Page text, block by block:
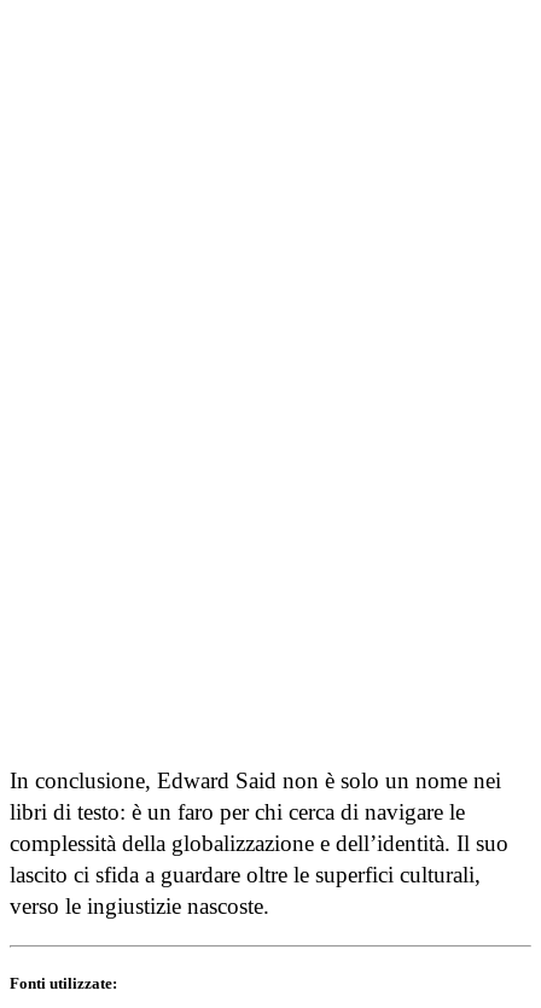
In conclusione, Edward Said non è solo un nome nei
libri di testo: è un faro per chi cerca di navigare le
complessità della globalizzazione e dell’identità. Il suo
lascito ci sfida a guardare oltre le superfici culturali,
verso le ingiustizie nascoste.
Fonti utilizzate: